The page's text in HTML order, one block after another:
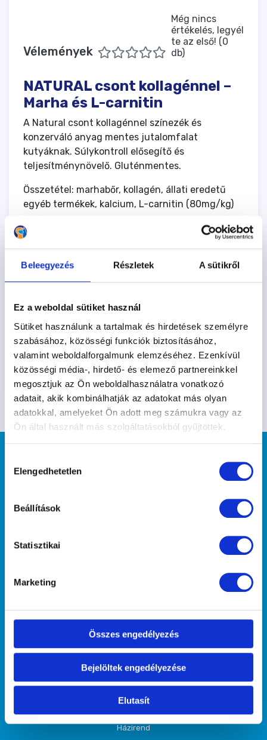
Beleegyezés Részletek A sütikről
Ez a weboldal sütiket használ
Sütiket használunk a tartalmak és hirdetések személyre
szabásához, közösségi funkciók biztosításához,
valamint weboldalforgalmunk elemzéséhez. Ezenkívül
közösségi média-, hirdető- és elemező partnereinkkel
megosztjuk az Ön weboldalhasználatra vonatkozó
adatait, akik kombinálhatják az adatokat más olyan
adatokkal, amelyeket Ön adott meg számukra vagy az
Ön által használt más szolgáltatásokból gyűjtöttek.
kiválasztása
Elengedhetetlen
Beállítások
Statisztikai
Marketing
Összes engedélyezés
Bejelöltek engedélyezése
Elutasít
Vélemények
Még nincs
értékelés, legyél
te az első! (0
db)
NATURAL csont kollagénnel –
Marha és L-carnitin
A Natural csont kollagénnel színezék és
konzerváló anyag mentes jutalomfalat
kutyáknak. Súlykontroll elősegítő és
teljesítménynövelő. Gluténmentes.
Összetétel: marhabőr, kollagén, állati eredetű
egyéb termékek, kalcium, L-carnitin (80mg/kg)
Analitikai összetevői:
nyersfehérje 71,7%
nyersrost <1,0%
nyersolajok és –zsírok 4,6%
nedvesség: 14,5%
Tárolás: száraz, hűvös helyen. Emberi
fogyasztásra nem alkalmas.
Nézd meg a többi jutalomfalatunkat is
lássuk, ugyanúgy, midőn megismerni
Kutyaiskoláink
Hajógyári Kutyasuli
Őrmezői Kutyasuli
Rákoscsabai Kutyasuli
Őrmezői Kölyök Suli
Házirend